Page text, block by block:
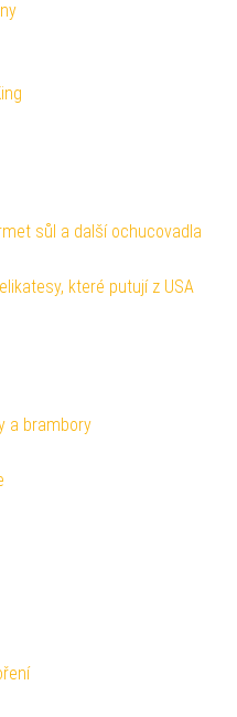
sůl a další ochucovadla
které putují z USA
a brambory